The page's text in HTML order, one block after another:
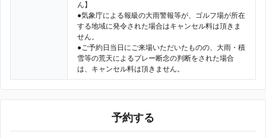
ん】
●気象庁による報級の大雨警報等が、ゴルフ場が所在
する地域に発令された場合はキャンセル料は頂きま
せん。
●ご予約日当日にご来場いただいたものの、大雨・積
雪等の荒天によるプレー断念の判断をされた場合
は、キャンセル料は頂きません。
予約する